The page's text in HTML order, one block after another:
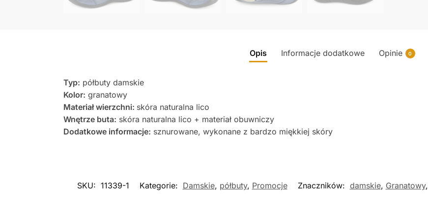
Opis Informacje dodatkowe Opinie 0
Typ: półbuty damskie
Kolor: granatowy
Materiał wierzchni: skóra naturalna lico
Wnętrze buta: skóra naturalna lico + materiał obuwniczy
Dodatkowe informacje: sznurowane, wykonane z bardzo miękkiej skóry
SKU: 11339-1 Kategorie: Damskie, półbuty, Promocje Znaczników: damskie, Granatowy,